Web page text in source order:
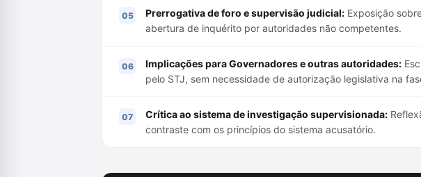
Prerrogativa de foro e supervisão judicial: Exposição
abertura de inquérito por autoridades não competentes.
Implicações para Governadores e outras autoridades:
pelo STJ, sem necessidade de autorização legislativa na
Crítica ao sistema de investigação supervisionada:
contraste com os princípios do sistema acusatório.